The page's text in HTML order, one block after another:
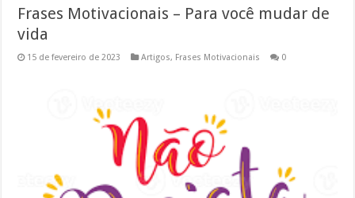
Frases Motivacionais – Para você mudar de
vida
15 de fevereiro de 2023 Artigos, Frases Motivacionais 0